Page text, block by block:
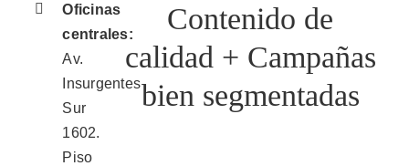
Oficinas
centrales:
Av.
Insurgentes
Sur
1602.
Piso
Contenido de
calidad + Campañas
bien segmentadas